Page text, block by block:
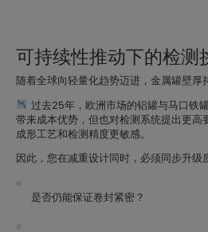
可持续性推动下的检测
随着全球向轻量化趋势迈进，金属罐壁厚
过去25年，欧洲市场的铝罐与马口铁
带来成本优势，但也对检测系统提出更
成形工艺和检测精度更敏感。
因此，您在减重设计同时，必须同步升级
是否仍能保证卷封紧密？